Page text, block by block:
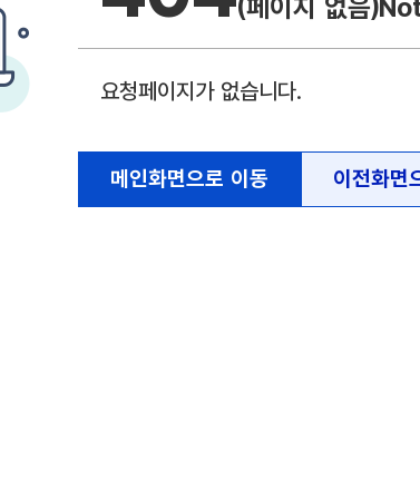
(페이지 없음)
요청페이지가 없습니다.
메인화면으로 이동 이전화면